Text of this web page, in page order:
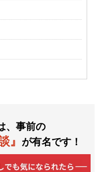
、事前の
』 が有名です！